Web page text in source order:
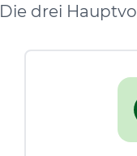
Die drei